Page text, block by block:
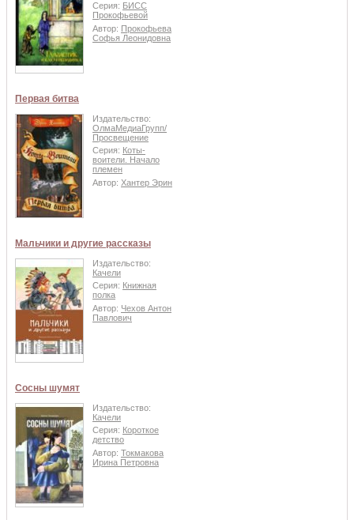
Серия: БИСС
Прокофьевой
Автор: Прокофьева
Софья Леонидовна
Первая битва
Издательство:
ОлмаМедиаГрупп/
Просвещение
Серия: Коты-
воители. Начало
племен
Автор: Хантер Эрин
Мальчики и другие рассказы
Издательство:
Качели
Серия: Книжная
полка
Автор: Чехов Антон
Павлович
Сосны шумят
Издательство:
Качели
Серия: Короткое
детство
Автор: Токмакова
Ирина Петровна